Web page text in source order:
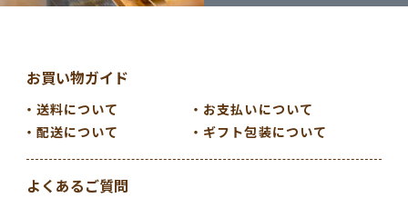
お買い物ガイド
送料について
お支払いについて
配送について
ギフト包装について
よくあるご質問